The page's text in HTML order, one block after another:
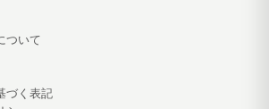
ついて
づく表記